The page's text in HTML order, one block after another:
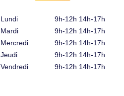
Lundi
Mardi
Mercredi
Jeudi
Vendredi
9h-12h 14h-17h
9h-12h 14h-17h
9h-12h 14h-17h
9h-12h 14h-17h
9h-12h 14h-17h